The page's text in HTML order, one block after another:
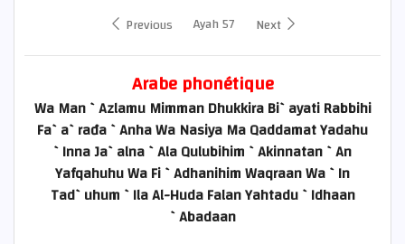
Previous
Ayah 57 Next
Arabe phonétique
Wa Man `Azlamu Mimman Dhukkira Bi`ayati Rabbihi
Fa`a`rađa `Anha Wa Nasiya Ma Qaddamat Yadahu
`Inna Ja`alna `Ala Qulubihim `Akinnatan `An
Yafqahuhu Wa Fi `Adhanihim Waqraan Wa `In
Tad`uhum `Ila Al-Huda Falan Yahtadu `Idhaan
`Abadaan